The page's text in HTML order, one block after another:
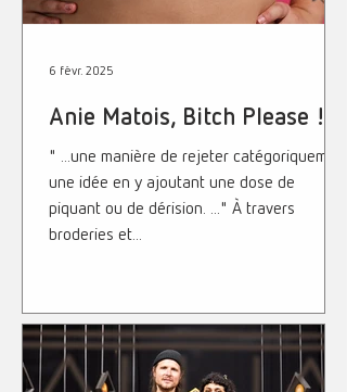
Anie Matois, Bitch Please !
" ...une manière de rejeter catégoriquement
une idée en y ajoutant une dose de
piquant ou de dérision. ..." À travers
broderies et...
6 févr. 2025